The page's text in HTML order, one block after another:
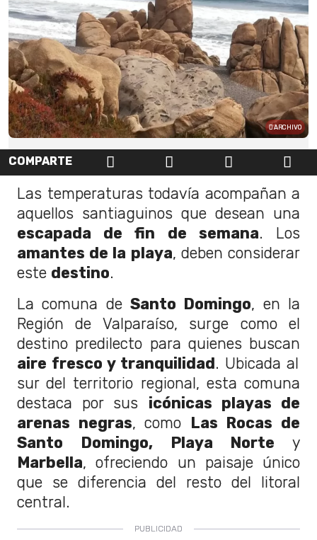
ARCHIVO
COMPARTE
Las temperaturas todavía acompañan a
aquellos santiaguinos que desean una
escapada de fin de semana. Los
amantes de la playa, deben considerar
este destino.
La comuna de Santo Domingo, en la
Región de Valparaíso, surge como el
destino predilecto para quienes buscan
aire fresco y tranquilidad. Ubicada al
sur del territorio regional, esta comuna
destaca por sus icónicas playas de
arenas negras, como Las Rocas de
Santo Domingo, Playa Norte y
Marbella, ofreciendo un paisaje único
que se diferencia del resto del litoral
central.